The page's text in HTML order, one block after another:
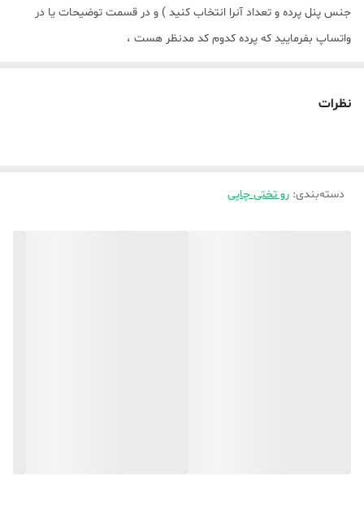
جنس پنل پرده و تعداد آنرا انتخاب کنید ) و در قسمت توضیحات یا در
واتساپ بفرمایید که پرده کدوم کد مدنظر هست ،
نظرات
دسته‌بندی: رو تختی چاپی